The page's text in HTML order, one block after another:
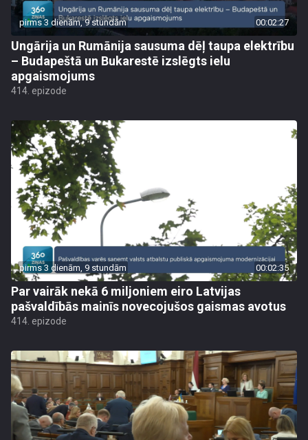
pirms 3 dienām, 9 stundām 00:02:27
Ungārija un Rumānija sausuma dēļ taupa elektrību
– Budapeštā un Bukarestē izslēgts ielu
apgaismojums
414. epizode
pirms 3 dienām, 9 stundām 00:02:35
Par vairāk nekā 6 miljoniem eiro Latvijas
pašvaldībās mainīs novecojušos gaismas avotus
414. epizode